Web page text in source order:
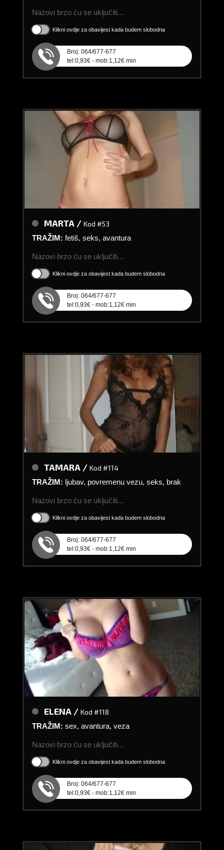
Nazovi brzo ću se uključiti...
Klikni ovdje za obavijest kada budem slobodna
Broj: 064/677-677
tel:0,93€ - mob:1,12€ min
MARTA / Kod #53
TRAŽIM: fetiš, seks, avantura
Nazovi brzo ću se uključiti...
Klikni ovdje za obavijest kada budem slobodna
Broj: 064/677-677
tel:0,93€ - mob:1,12€ min
TAMARA / Kod #114
TRAŽIM: ljubav, povremenu vezu, seks, brak
Nazovi brzo ću se uključiti...
Klikni ovdje za obavijest kada budem slobodna
Broj: 064/677-677
tel:0,93€ - mob:1,12€ min
ELENA / Kod #118
TRAŽIM: sex, avantura, veza
Nazovi brzo ću se uključiti...
Klikni ovdje za obavijest kada budem slobodna
Broj: 064/677-677
tel:0,93€ - mob:1,12€ min